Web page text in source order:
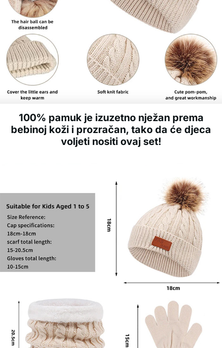
100% pamuk je izuzetno nježan prema
bebinoj koži i prozračan, tako da će djeca
voljeti nositi ovaj set!